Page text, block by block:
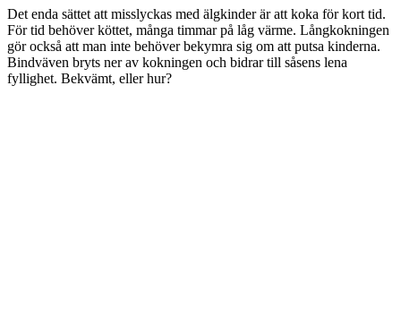
Det enda sättet att misslyckas med älgkinder är att koka för kort tid.
För tid behöver köttet, många timmar på låg värme. Långkokningen
gör också att man inte behöver bekymra sig om att putsa kinderna.
Bindväven bryts ner av kokningen och bidrar till såsens lena
fyllighet. Bekvämt, eller hur?